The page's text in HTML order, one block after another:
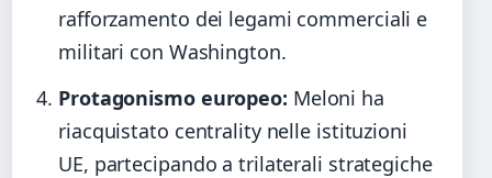
rafforzamento dei legami commerciali e
militari con Washington.
Protagonismo europeo: Meloni ha
riacquistato centrality nelle istituzioni
UE, partecipando a trilaterali strategiche